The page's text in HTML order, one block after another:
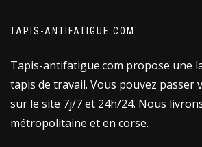
TAPIS-ANTIFATIGUE.COM
Tapis-antifatigue.com propose une
tapis de travail. Vous pouvez passer
sur le site 7j/7 et 24h/24. Nous
métropolitaine et en corse.